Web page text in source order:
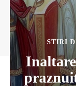
STIRI